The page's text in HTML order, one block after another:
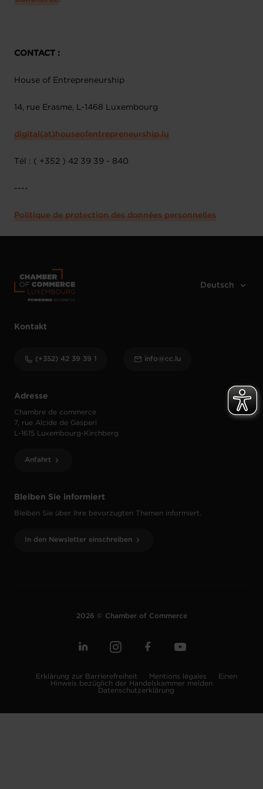
CONTACT :
House of Entrepreneurship
14, rue Erasme, L-1468 Luxembourg
digital(at)houseofentrepreneurship.lu
Tél : ( +352 ) 42 39 39 - 840
----
Politique de protection des données personnelles
Bleiben Sie informiert
Bleiben Sie über Ihre bevorzugten Themen informiert.
In den Newsletter einschreiben
Adresse
Chambre de commerce
7, rue Alcide de Gasperi
L-1615 Luxembourg-Kirchberg
Anfahrt
Kontakt
(+352) 42 39 39 1 info@cc.lu
2026 © Chamber of Commerce
Erklärung zur Barrierefreiheit Mentions légales
Einen
Hinweis bezüglich der Handelskammer melden
Datenschutzerklärung